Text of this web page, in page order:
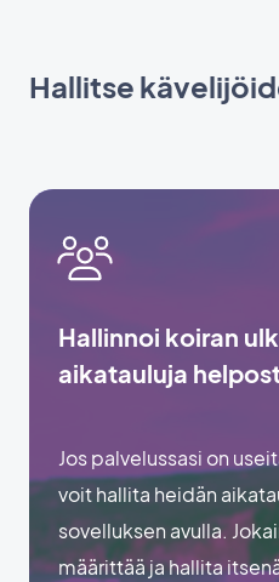
Hallitse
Hallinnoi koiran
aikatauluja
Jos palvelussasi on
voit hallita heidän
sovelluksen avulla.
määrittää ja hallita